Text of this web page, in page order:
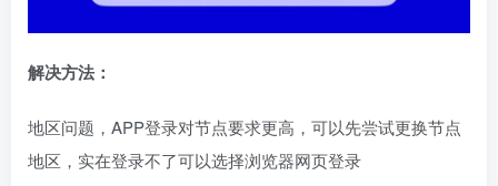
解决方法：
地区问题，APP登录对节点要求更高，可以先尝试更换节点
地区，实在登录不了可以选择浏览器网页登录